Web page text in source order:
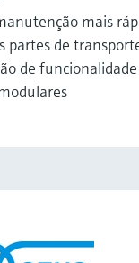
mais
partes de
de